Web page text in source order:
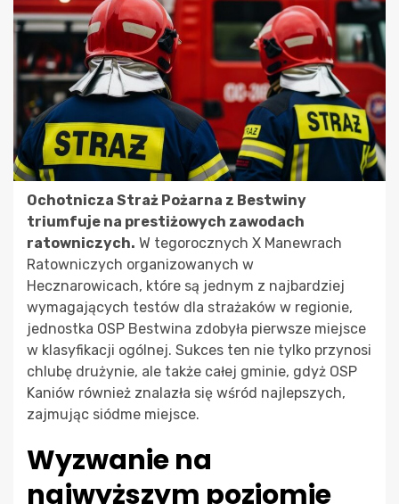
Ochotnicza Straż Pożarna z Bestwiny
triumfuje na prestiżowych zawodach
ratowniczych. W tegorocznych X Manewrach
Ratowniczych organizowanych w
Hecznarowicach, które są jednym z najbardziej
wymagających testów dla strażaków w regionie,
jednostka OSP Bestwina zdobyła pierwsze miejsce
w klasyfikacji ogólnej. Sukces ten nie tylko przynosi
chlubę drużynie, ale także całej gminie, gdyż OSP
Kaniów również znalazła się wśród najlepszych,
zajmując siódme miejsce.
Wyzwanie na
najwyższym poziomie